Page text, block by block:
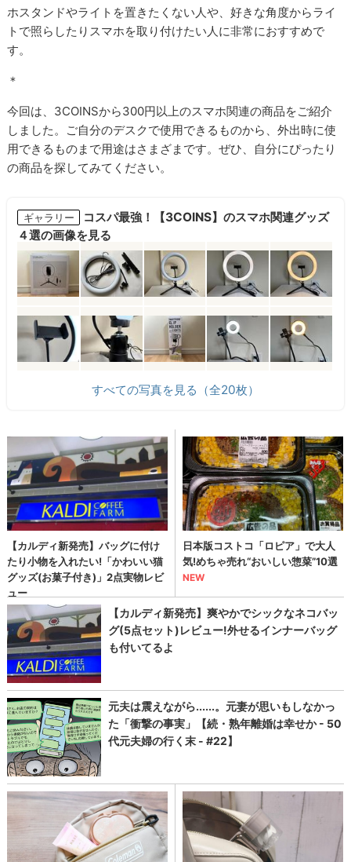
ホスタンドやライトを置きたくない人や、好きな角度からライ
トで照らしたりスマホを取り付けたい人に非常におすすめで
す。
＊
今回は、3COINSから300円以上のスマホ関連の商品をご紹介
しました。ご自分のデスクで使用できるものから、外出時に使
用できるものまで用途はさまざまです。ぜひ、自分にぴったり
の商品を探してみてください。
ギャラリー
コスパ最強！【3COINS】のスマホ関連グッズ
４選の画像を見る
すべての写真を見る（全20枚）